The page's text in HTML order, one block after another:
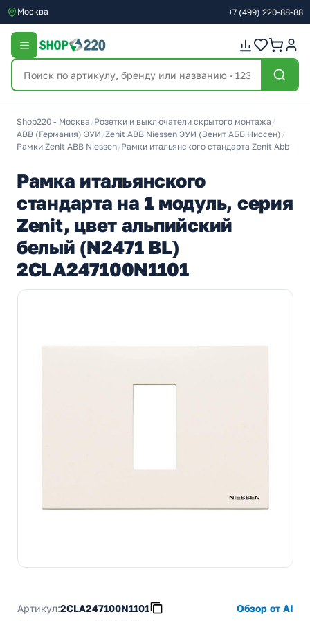
Москва +7 (499) 220-88-88
Shop220 - Москва /Розетки и выключатели скрытого монтажа /
ABB (Германия) ЭУИ /Zenit ABB Niessen ЭУИ (Зенит АББ Ниссен) /
Рамки Zenit ABB Niessen/Рамки итальянского стандарта Zenit Abb
Рамка итальянского
стандарта на 1 модуль, серия
Zenit, цвет альпийский
белый (N2471 BL)
2CLA247100N1101
Артикул:2CLA247100N1101
Обзор от AI